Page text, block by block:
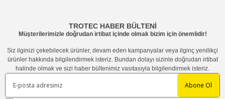
TROTEC HABER BÜLTENİ
Müşterilerimizle doğrudan irtibat içinde olmak bizim için önemlidir!
Siz ilginizi çekebilecek ürünler, devam eden kampanyalar veya ilginç yenilikçi
ürünler hakkında bilgilendirmek isteriz. Bundan dolayı sizinle doğrudan irtibat
halinde olmak ve sizi haber bültenimiz vasıtasıyla bilgilendirmek isteriz.
Abone Ol